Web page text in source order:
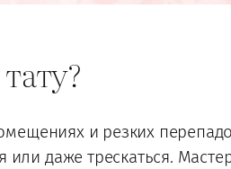
и резких
даже трескаться.